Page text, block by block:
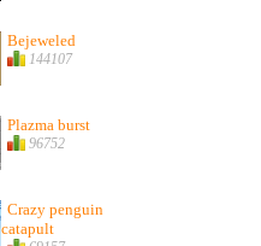
Bejeweled
144107
Plazma burst
96752
Crazy penguin
catapult